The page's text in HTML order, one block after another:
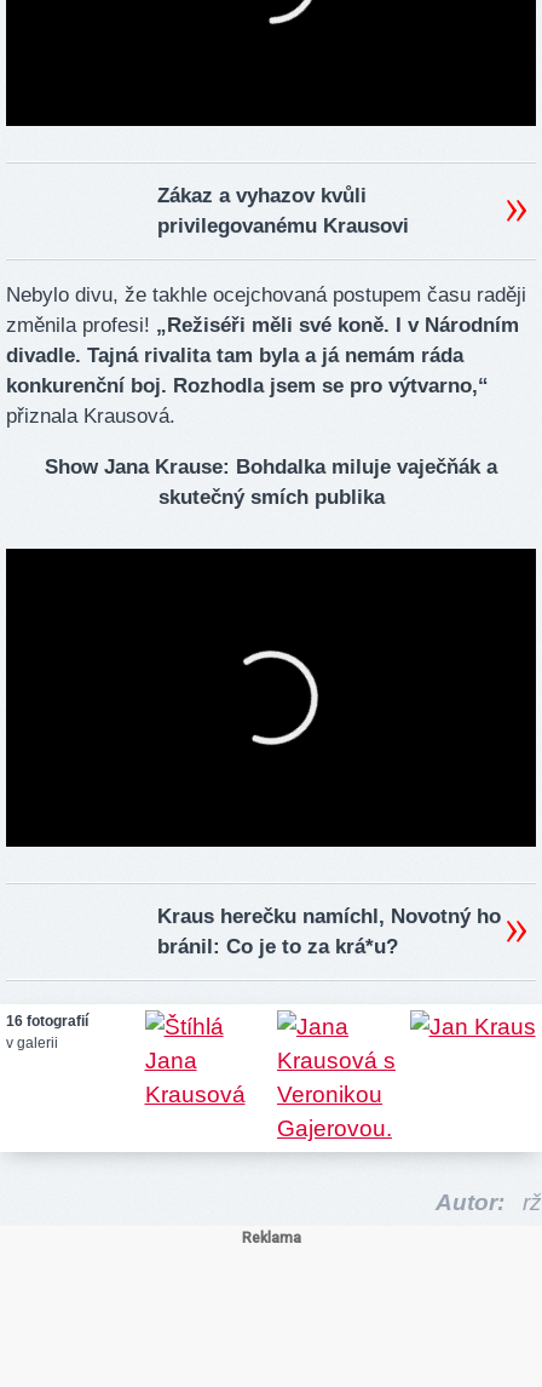
Zákaz a vyhazov kvůli
privilegovanému Krausovi
Nebylo divu, že takhle ocejchovaná postupem času raději
změnila profesi! „Režiséři měli své koně. I v Národním
divadle. Tajná rivalita tam byla a já nemám ráda
konkurenční boj. Rozhodla jsem se pro výtvarno,“
přiznala Krausová.
Show Jana Krause: Bohdalka miluje vaječňák a
skutečný smích publika
Kraus herečku namíchl, Novotný ho
bránil: Co je to za krá*u?
16 fotografií
v galerii
Autor: rž